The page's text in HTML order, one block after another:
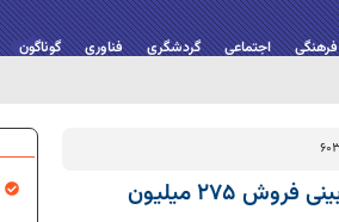
فرهنگی اجتماعی گردشگری فناوری گوناگون
انیمیشن «داستان اسباب‌بازی ۵» با پیش‌بینی فروش ۲۷۵ میلیون